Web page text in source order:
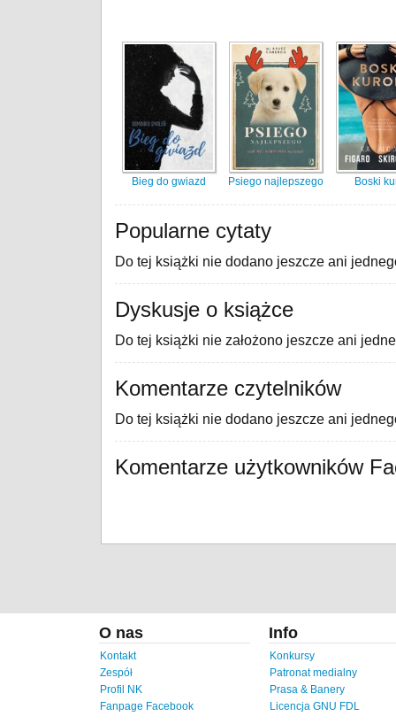
Bieg do gwiazd Psiego najlepszego Boski
Popularne cytaty
Do tej książki nie dodano jeszcze ani
Dyskusje o książce
Do tej książki nie założono jeszcze ani
Komentarze czytelników
Do tej książki nie dodano jeszcze ani
Komentarze użytkowników
O nas
Kontakt
Zespół
Profil NK
Fanpage Facebook
Info
Konkursy
Patronat medialny
Prasa & Banery
Licencja GNU FDL